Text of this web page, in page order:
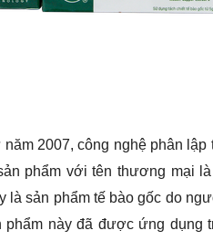
2007, công nghệ phân
phẩm với tên thương mại là
là sản phẩm tế bào gốc do
phẩm này đã được ứng dụng